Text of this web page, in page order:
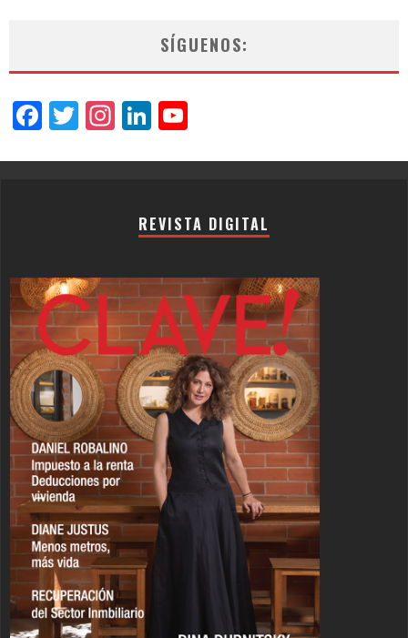
SÍGUENOS:
Facebook
Twitter
Instagram
LinkedIn
REVISTA DIGITAL